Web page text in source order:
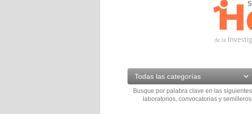
Todas las categorías
Busque por palabra clave en las
laboratorios, convocatorias y